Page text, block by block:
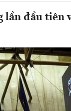
lần đầu tiên